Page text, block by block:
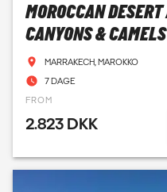
MOROCCAN
CANYONS & CAMELS
MARRAKECH, MAROKKO
7 DAGE
FROM
2.823 DKK